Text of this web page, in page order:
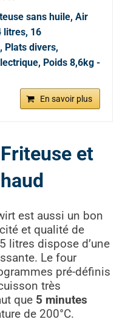
sans huile, Air
litres, 16
Plats divers,
Poids 8,6kg -
En savoir plus
et
est aussi un bon
et qualité de
litres dispose d’une
Le four
pré-définis
très
que 5 minutes
de 200°C.